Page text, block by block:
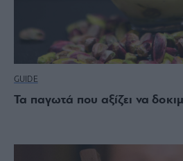
GUIDE
Τα παγωτά που αξίζει να